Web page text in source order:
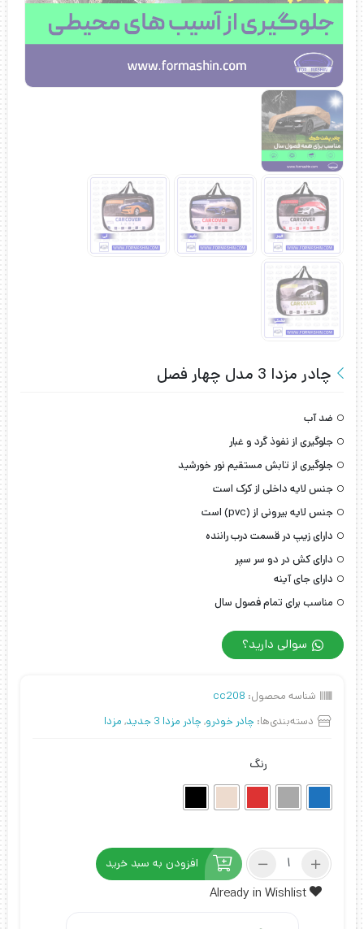
چادر مزدا 3 مدل چهار فصل
ضد آب
جلوگیری از نفوذ گرد و غبار
جلوگیری از تابش مستقیم نور خورشید
جنس لایه داخلی از کرک است
جنس لایه بیرونی از (pvc) است
دارای زیپ در قسمت درب راننده
دارای کش در دو سر سپر
دارای جای آینه
مناسب برای تمام فصول سال
سوالی دارید؟
شناسه محصول: cc208
دسته‌بندی‌ها: چادر خودرو, چادر مزدا 3 جدید , مزدا
رنگ
چادر
3
افزودن به سبد خرید
Already in Wishlist